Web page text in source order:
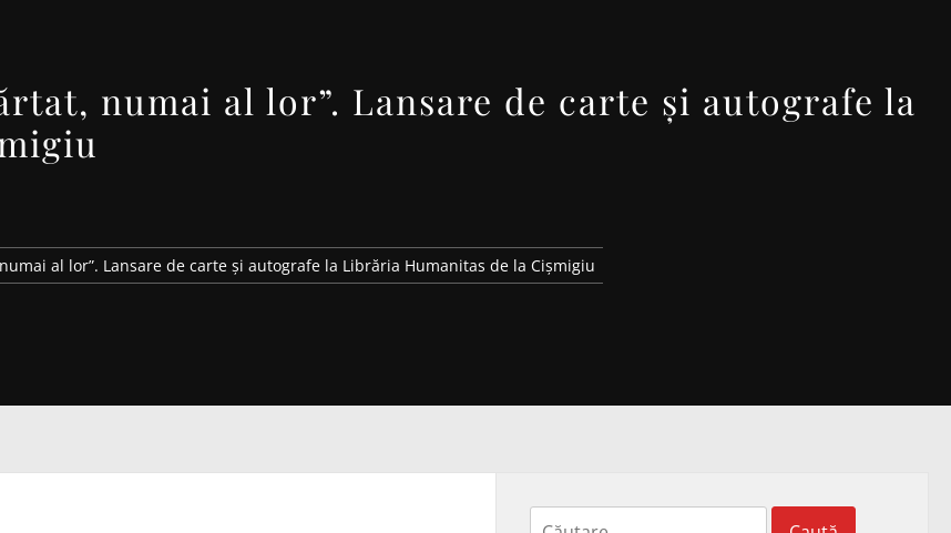
numai al lor”. Lansare de carte și autografe la
al lor”. Lansare de carte și autografe la Librăria Humanitas de la Cișmigiu